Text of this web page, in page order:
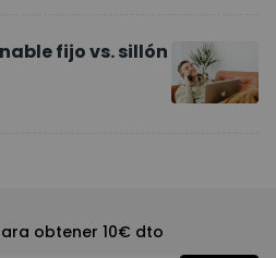
fijo vs. sillón
obtener 10€ dto